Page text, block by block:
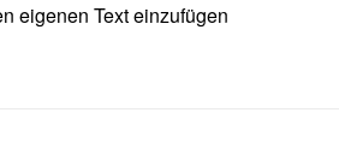
eigenen Text einzufügen